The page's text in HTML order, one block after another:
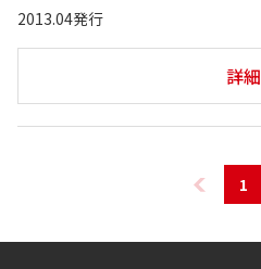
2013.04発行
詳細
1